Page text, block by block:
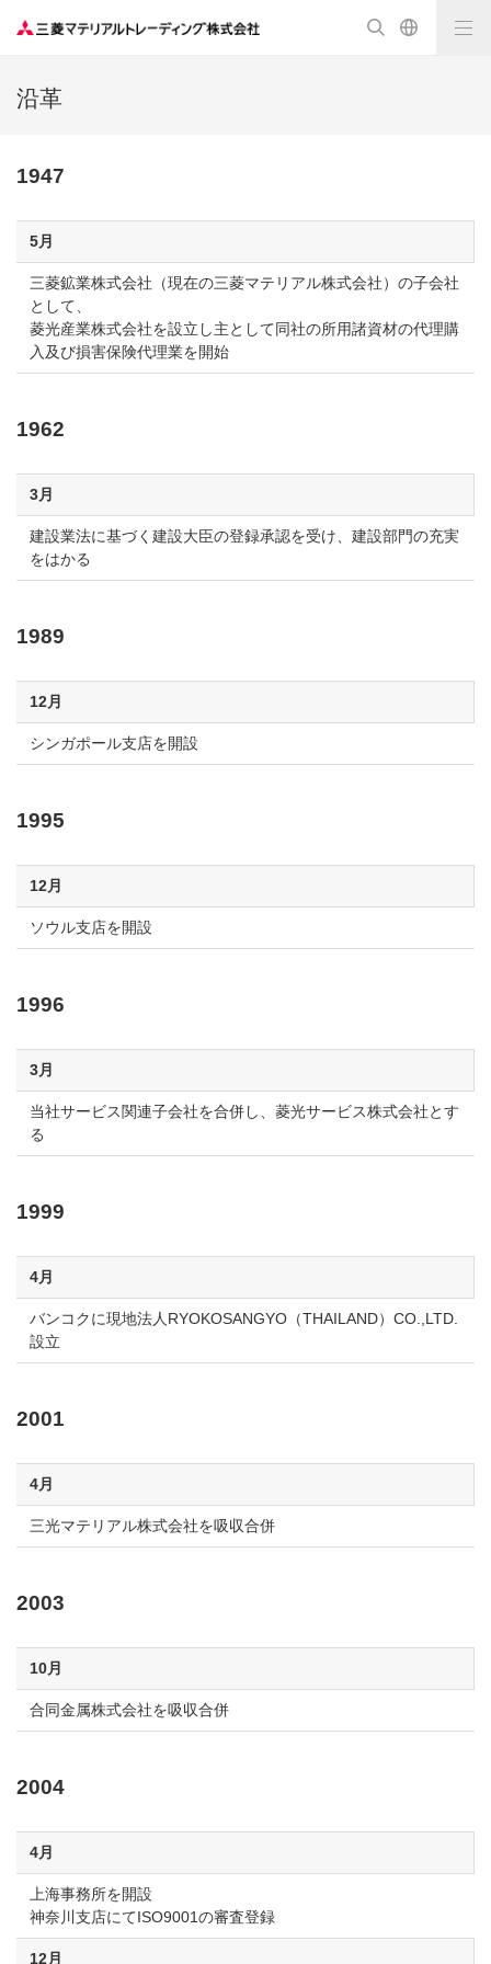
沿革
1947
5月
三菱鉱業株式会社（現在の三菱マテリアル株式会社）の子会社
として、
菱光産業株式会社を設立し主として同社の所用諸資材の代理購
入及び損害保険代理業を開始
1962
3月
建設業法に基づく建設大臣の登録承認を受け、建設部門の充実
をはかる
1989
12月
シンガポール支店を開設
1995
12月
ソウル支店を開設
1996
3月
当社サービス関連子会社を合併し、菱光サービス株式会社とす
る
1999
4月
バンコクに現地法人RYOKOSANGYO（THAILAND）CO.,LTD.
設立
2001
4月
三光マテリアル株式会社を吸収合併
2003
10月
合同金属株式会社を吸収合併
2004
4月
上海事務所を開設
神奈川支店にてISO9001の審査登録
12月